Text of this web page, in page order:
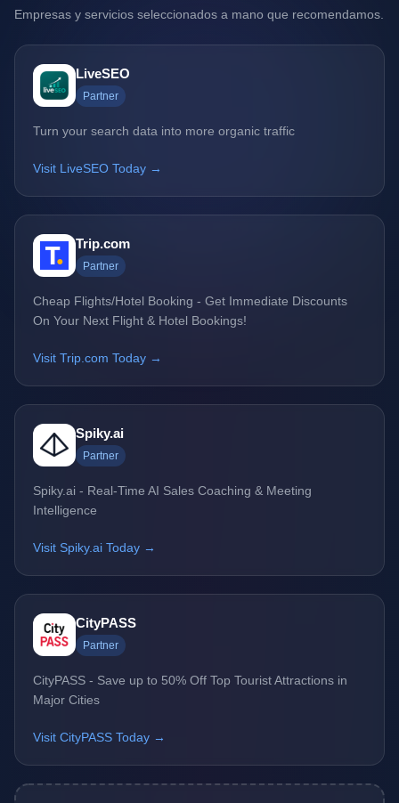
Empresas y servicios seleccionados a mano que recomendamos.
LiveSEO
Partner
Turn your search data into more organic traffic
Visit LiveSEO Today →
Trip.com
Partner
Cheap Flights/Hotel Booking - Get Immediate Discounts
On Your Next Flight & Hotel Bookings!
Visit Trip.com Today →
Spiky.ai
Partner
Spiky.ai - Real-Time AI Sales Coaching & Meeting
Intelligence
Visit Spiky.ai Today →
CityPASS
Partner
CityPASS - Save up to 50% Off Top Tourist Attractions in
Major Cities
Visit CityPASS Today →